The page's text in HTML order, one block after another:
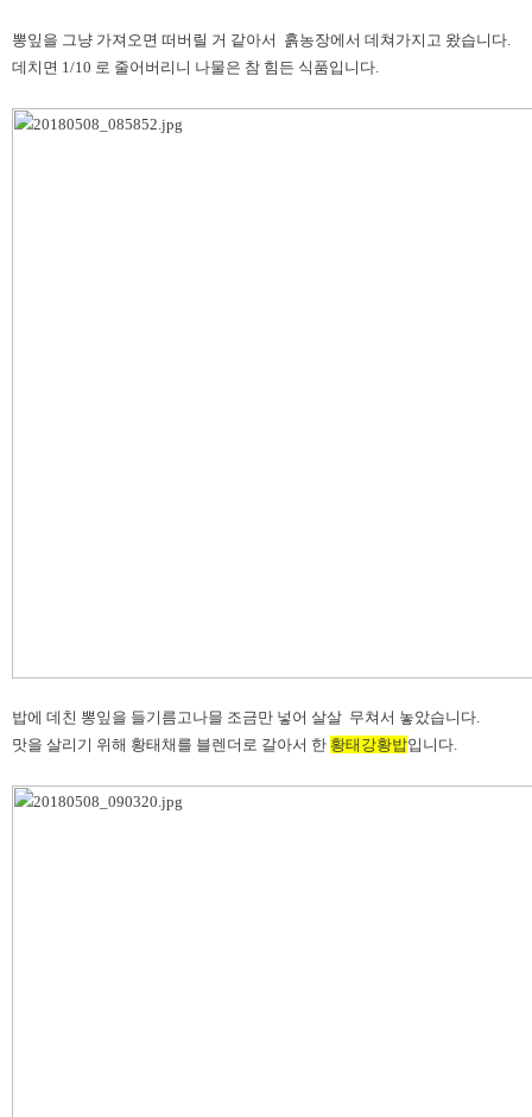
뽕잎을 그냥 가져오면 떠버릴 거 같아서 흙농장에서 데쳐가지고 왔습니다.
데치면 1/10 로 줄어버리니 나물은 참 힘든 식품입니다.
밥에 데친 뽕잎을 들기름고나믈 조금만 넣어 살살 무쳐서 놓았습니다.
맛을 살리기 위해 황태채를 블렌더로 갈아서 한 황태강황밥입니다.